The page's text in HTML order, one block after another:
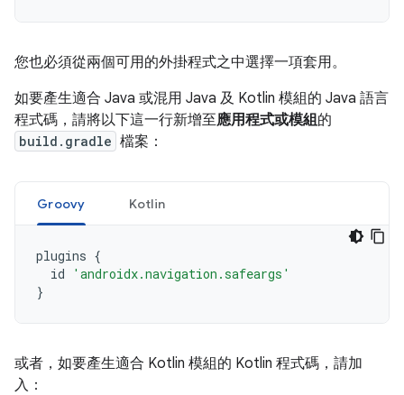
您也必須從兩個可用的外掛程式之中選擇一項套用。
如要產生適合 Java 或混用 Java 及 Kotlin 模組的 Java 語言
程式碼，請將以下這一行新增至應用程式或模組的
build.gradle 檔案：
Groovy Kotlin
plugins {
id
'androidx.navigation.safeargs'
}
或者，如要產生適合 Kotlin 模組的 Kotlin 程式碼，請加
入：